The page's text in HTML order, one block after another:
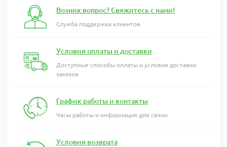
Возник вопрос? Свяжитесь с нами!
Служба поддержки клиентов
Условия оплаты и доставки
Доступные способы оплаты и условия доставки
заказов
График работы и контакты
Часы работы и информация для связи
Условия возврата